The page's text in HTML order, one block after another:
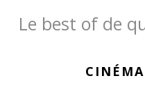
Le best of de
CINÉMA